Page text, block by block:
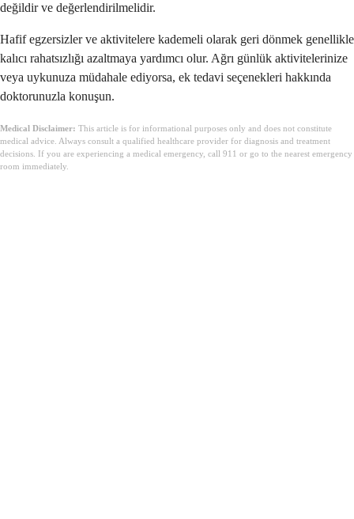
değildir ve değerlendirilmelidir.
Hafif egzersizler ve aktivitelere kademeli olarak geri dönmek genellikle
kalıcı rahatsızlığı azaltmaya yardımcı olur. Ağrı günlük aktivitelerinize
veya uykunuza müdahale ediyorsa, ek tedavi seçenekleri hakkında
doktorunuzla konuşun.
Medical Disclaimer: This article is for informational purposes only and does not constitute
medical advice. Always consult a qualified healthcare provider for diagnosis and treatment
decisions. If you are experiencing a medical emergency, call 911 or go to the nearest emergency
room immediately.